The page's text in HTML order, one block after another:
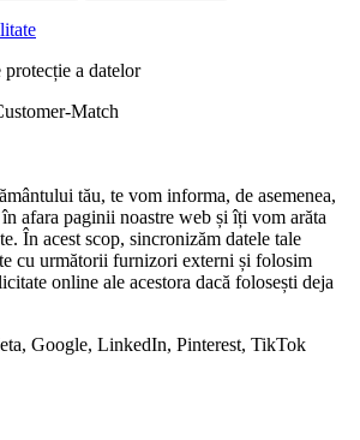
protecție a datelor
Match
tău, te vom informa, de asemenea,
afara paginii noastre web și îți vom arăta
În acest scop, sincronizăm datele tale
cu următorii furnizori externi și folosim
online ale acestora dacă folosești deja
Google, LinkedIn, Pinterest, TikTok